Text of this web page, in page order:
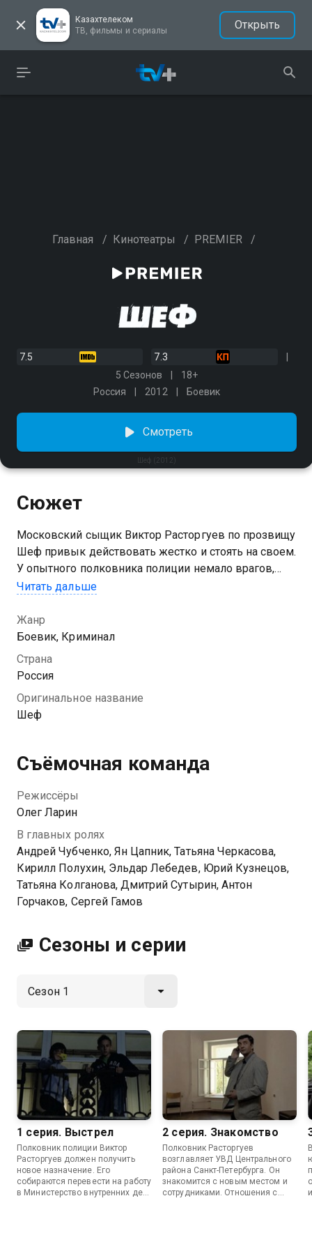
Казахтелеком
ТВ, фильмы и сериалы
Открыть
Главная / Кинотеатры / PREMIER /
7.5
7.3
5 Сезонов
18+
Россия
2012 Боевик
Шеф (2012)
Смотреть
Сюжет
Московский сыщик Виктор Расторгуев по прозвищу
Шеф привык действовать жестко и стоять на своем.
У опытного полковника полиции немало врагов,
которые постоянно пытаются вставить ему палки в
прошлом и начать новую жизнь, несправедливость
и преступность вокруг вынуждают вспомнить
Шефа о его настоящем призвании.
Читать дальше
Жанр
Боевик, Криминал
Страна
Россия
Оригинальное название
Шеф
Съёмочная команда
Режиссёры
Олег Ларин
В главных ролях
Андрей Чубченко, Ян Цапник, Татьяна Черкасова,
Кирилл Полухин, Эльдар Лебедев, Юрий Кузнецов,
Татьяна Колганова, Дмитрий Сутырин, Антон
Горчаков, Сергей Гамов
Сезоны и серии
1 серия. Выстрел
Полковник полиции Виктор
Расторгуев должен получить
новое назначение. Его
собираются перевести на работу
в Министерство внутренних дел.
2 серия. Знакомство
Полковник Расторгуев
возглавляет УВД Центрального
района Санкт-Петербурга. Он
знакомится с новым местом и
сотрудниками. Отношения с